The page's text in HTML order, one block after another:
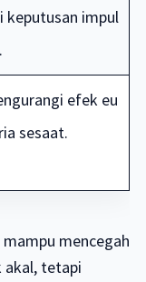
keputusan impul
efek eu
sesaat.
mencegah
akal, tetapi